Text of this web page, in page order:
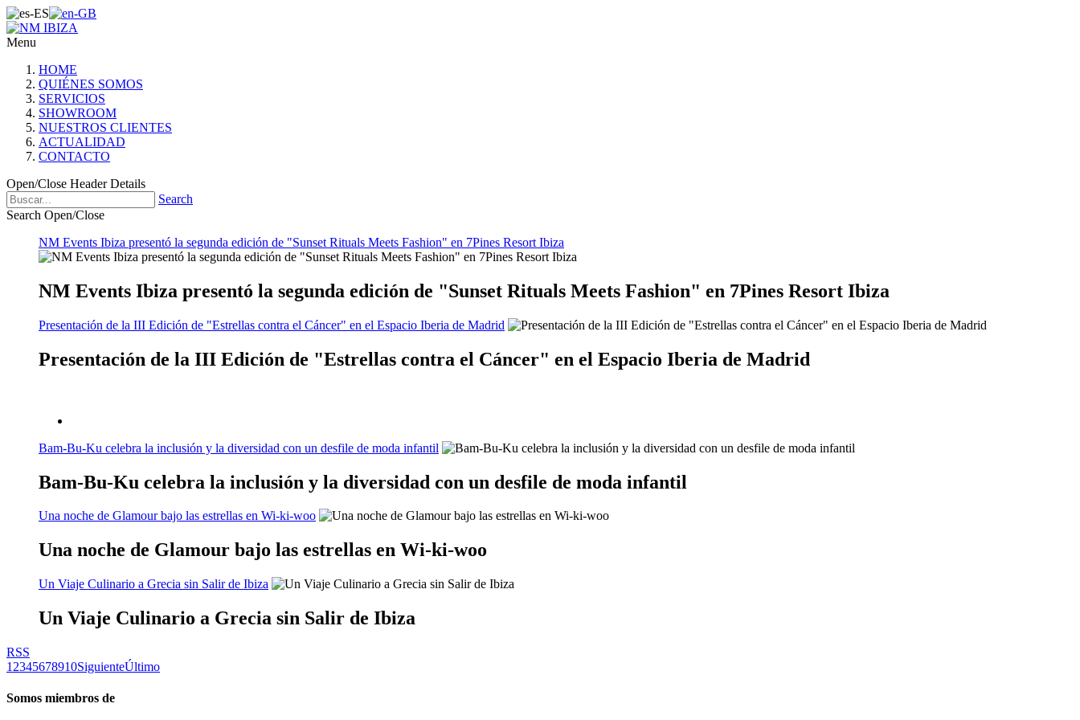
Menu
HOME
QUIÉNES SOMOS
SERVICIOS
SHOWROOM
NUESTROS CLIENTES
ACTUALIDAD
CONTACTO
Open/Close Header Details
Search
Search Open/Close
NM Events Ibiza presentó la segunda edición de "Sunset Rituals Meets Fashion" en 7Pines Resort Ibiza
NM Events Ibiza presentó la segunda edición de "Sunset Rituals Meets Fashion" en 7Pines Resort Ibiza
Presentación de la III Edición de "Estrellas contra el Cáncer" en el Espacio Iberia de Madrid
Presentación de la III Edición de "Estrellas contra el Cáncer" en el Espacio Iberia de Madrid
Bam-Bu-Ku celebra la inclusión y la diversidad con un desfile de moda infantil
Bam-Bu-Ku celebra la inclusión y la diversidad con un desfile de moda infantil
Una noche de Glamour bajo las estrellas en Wi-ki-woo
Una noche de Glamour bajo las estrellas en Wi-ki-woo
Un Viaje Culinario a Grecia sin Salir de Ibiza
Un Viaje Culinario a Grecia sin Salir de Ibiza
RSS
1 2345678910SiguienteÚltimo
Somos miembros de